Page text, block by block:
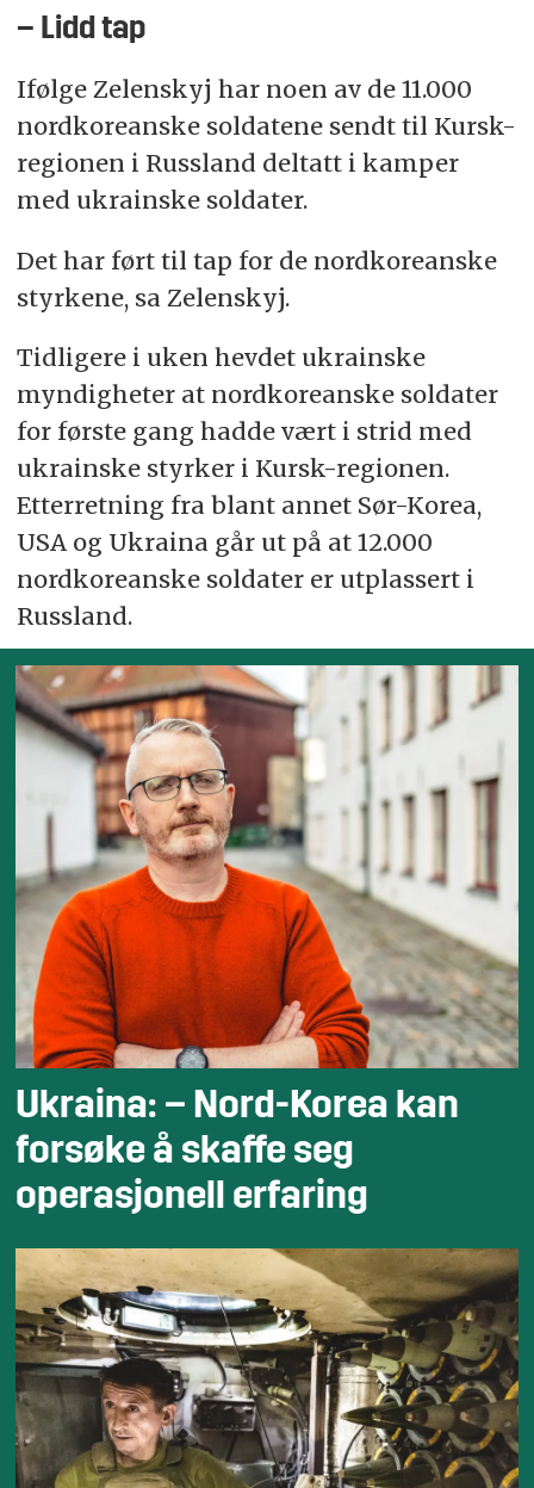
– Lidd tap
Ifølge Zelenskyj har noen av de 11.000
nordkoreanske soldatene sendt til Kursk-
regionen i Russland deltatt i kamper
med ukrainske soldater.
Det har ført til tap for de nordkoreanske
styrkene, sa Zelenskyj.
Tidligere i uken hevdet ukrainske
myndigheter at nordkoreanske soldater
for første gang hadde vært i strid med
ukrainske styrker i Kursk-regionen.
Etterretning fra blant annet Sør-Korea,
USA og Ukraina går ut på at 12.000
nordkoreanske soldater er utplassert i
Russland.
Ukraina: – Nord-Korea kan
forsøke å skaffe seg
operasjonell erfaring